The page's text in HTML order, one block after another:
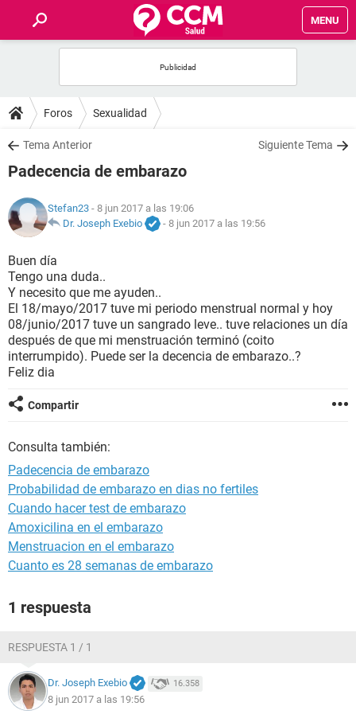
MENU
FOROS
SALUD
NUTRICIÓN
BIENESTAR
SEXUALIDAD
GLOSARIO
Foros Sexualidad
Tema Anterior Siguiente Tema
Padecencia de embarazo
Stefan23 - 8 jun 2017 a las 19:06
Dr. Joseph Exebio
- 8 jun 2017 a las 19:56
Buen día
Tengo una duda..
Y necesito que me ayuden..
El 18/mayo/2017 tuve mi periodo menstrual normal y hoy
08/junio/2017 tuve un sangrado leve.. tuve relaciones un día
después de que mi menstruación terminó (coito
interrumpido). Puede ser la decencia de embarazo..?
Feliz dia
Compartir
Consulta también:
Padecencia de embarazo
Probabilidad de embarazo en dias no fertiles
Cuando hacer test de embarazo
Amoxicilina en el embarazo
Menstruacion en el embarazo
Cuanto es 28 semanas de embarazo
1 respuesta
RESPUESTA 1 / 1
Dr. Joseph Exebio 16.358
8 jun 2017 a las 19:56